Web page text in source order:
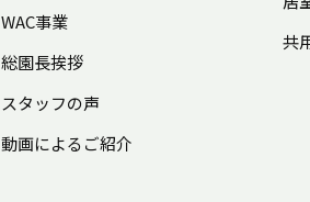
WAC事業
総園長挨拶
スタッフの声
動画によるご紹介
共